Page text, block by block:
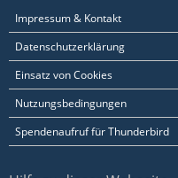
Impressum & Kontakt
Datenschutzerklärung
Einsatz von Cookies
Nutzungsbedingungen
Spendenaufruf für Thunderbird